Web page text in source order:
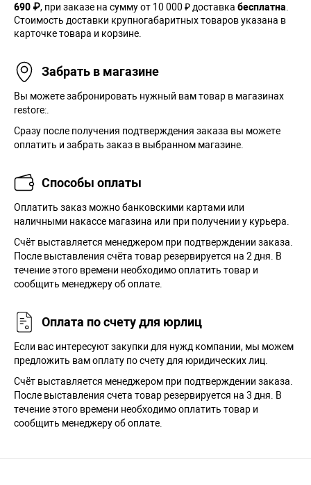
690 ₽, при заказе на сумму от 10 000 ₽ доставка бесплатна
Стоимость доставки крупногабаритных товаров указана в
карточке товара и корзине.
Забрать в магазине
Вы можете забронировать нужный вам товар в магазинах
restore:.
Сразу после получения подтверждения заказа вы можете
оплатить и забрать заказ в выбранном магазине.
Способы оплаты
Оплатить заказ можно банковскими картами или
наличными накассе магазина или при получении у курьера.
Cчёт выставляется менеджером при подтверждении заказа.
После выставления счёта товар резервируется на 2 дня. В
течение этого времени необходимо оплатить товар и
сообщить менеджеру об оплате.
Оплата по счету для юрлиц
Если вас интересуют закупки для нужд компании, мы можем
предложить вам оплату по счету для юридических лиц.
Счёт выставляется менеджером при подтверждении заказа.
После выставления счета товар резервируется на 3 дня. В
течение этого времени необходимо оплатить товар и
сообщить менеджеру об оплате.